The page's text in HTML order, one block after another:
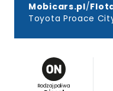
Mobicars.pl/
Toyota Proace
Rodzaj paliwa